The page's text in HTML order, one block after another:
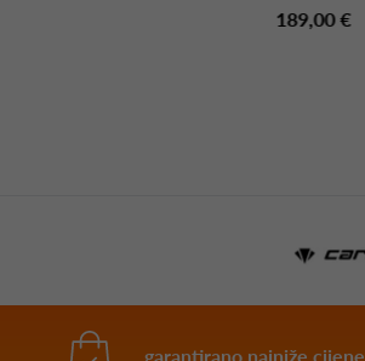
189,00 €
garantirano najniže cijene